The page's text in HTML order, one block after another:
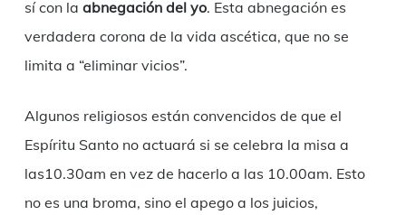
sí con la abnegación del yo. Esta abnegación es
verdadera corona de la vida ascética, que no se
limita a “eliminar vicios”.
Algunos religiosos están convencidos de que el
Espíritu Santo no actuará si se celebra la misa a
las10.30am en vez de hacerlo a las 10.00am. Esto
no es una broma, sino el apego a los juicios,